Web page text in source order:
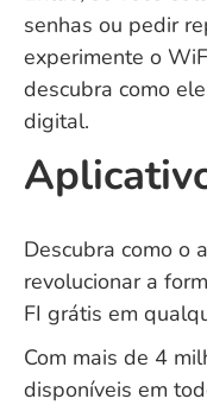
senhas ou pedir
experimente o
descubra como
digital.
Descubra como o
revolucionar a
FI grátis em
Com mais de 4
disponíveis em